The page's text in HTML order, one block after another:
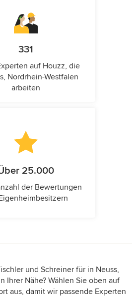
331
auf Houzz, die
Nordrhein-Westfalen
arbeiten
25.000
der Bewertungen
und Schreiner für in Neuss,
Ihrer Nähe? Wählen Sie oben auf
aus, damit wir passende Experten